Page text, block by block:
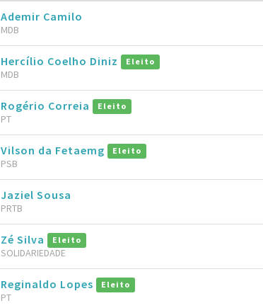
Ademir Camilo
MDB
Hercílio Coelho Diniz Eleito
MDB
Rogério Correia Eleito
PT
Vilson da Fetaemg Eleito
PSB
Jaziel Sousa
PRTB
Zé Silva Eleito
SOLIDARIEDADE
Reginaldo Lopes Eleito
PT